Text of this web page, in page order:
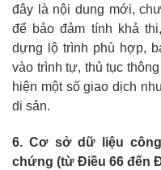
đây là nội dung mới,
để bảo đảm tính khả
dựng lộ trình phù hợp,
vào trình tự, thủ tục
hiện một số giao dịch
di sản.
6. Cơ sở dữ liệu
chứng (từ Điều 66 đến